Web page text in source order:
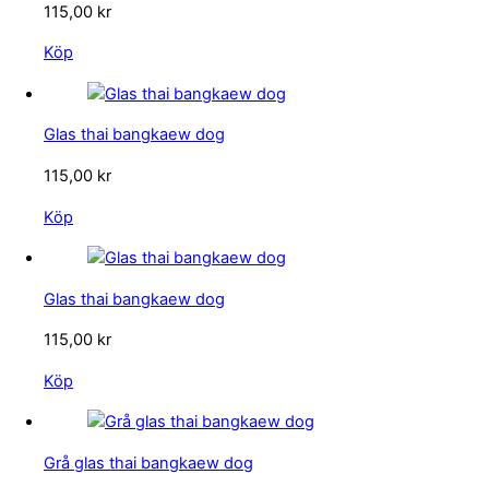
115,00 kr
Köp
Glas thai bangkaew dog
115,00 kr
Köp
Glas thai bangkaew dog
115,00 kr
Köp
Grå glas thai bangkaew dog